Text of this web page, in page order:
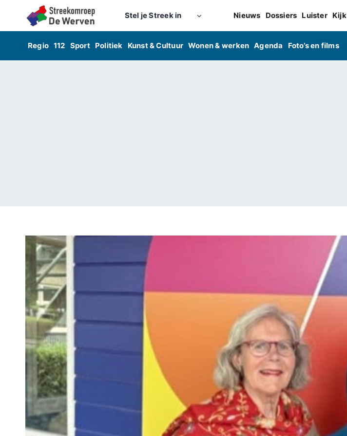
Stel je Streek in Nieuws Dossiers Luister Kijk
Regio 112 Sport Politiek Kunst & Cultuur Wonen & werken Agenda Foto’s en films